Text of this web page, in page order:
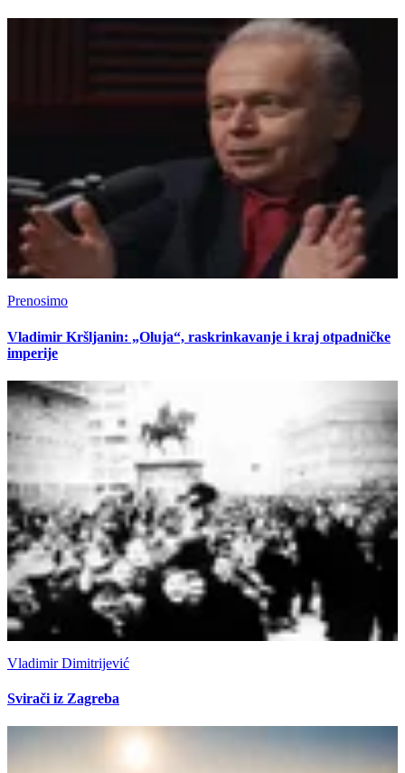
Prenosimo
Vladimir Kršljanin: „Oluja“, raskrinkavanje i kraj otpadničke
imperije
Vladimir Dimitrijević
Svirači iz Zagreba